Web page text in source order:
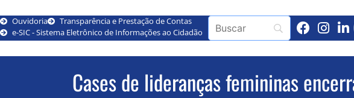
Ouvidoria
Transparência e Prestação de Contas
e-SIC - Sistema Eletrônico de Informações ao Cidadão
Cases de lideranças femininas